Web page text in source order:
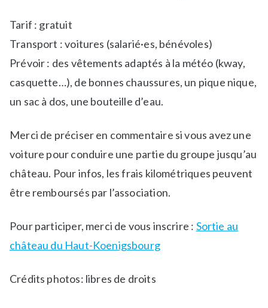
a
i
,
S
o
t
e
s
c
u
e
Tarif : gratuit
Transport : voitures (salarié·es, bénévoles)
Prévoir : des vêtements adaptés à la météo (kway,
casquette…), de bonnes chaussures, un pique nique,
un sac à dos, une bouteille d’eau.
Merci de préciser en commentaire si vous avez une
voiture pour conduire une partie du groupe jusqu’au
château. Pour infos, les frais kilométriques peuvent
être remboursés par l’association.
Pour participer, merci de vous inscrire : Sortie au
château du Haut-Koenigsbourg
Crédits photos: libres de droits